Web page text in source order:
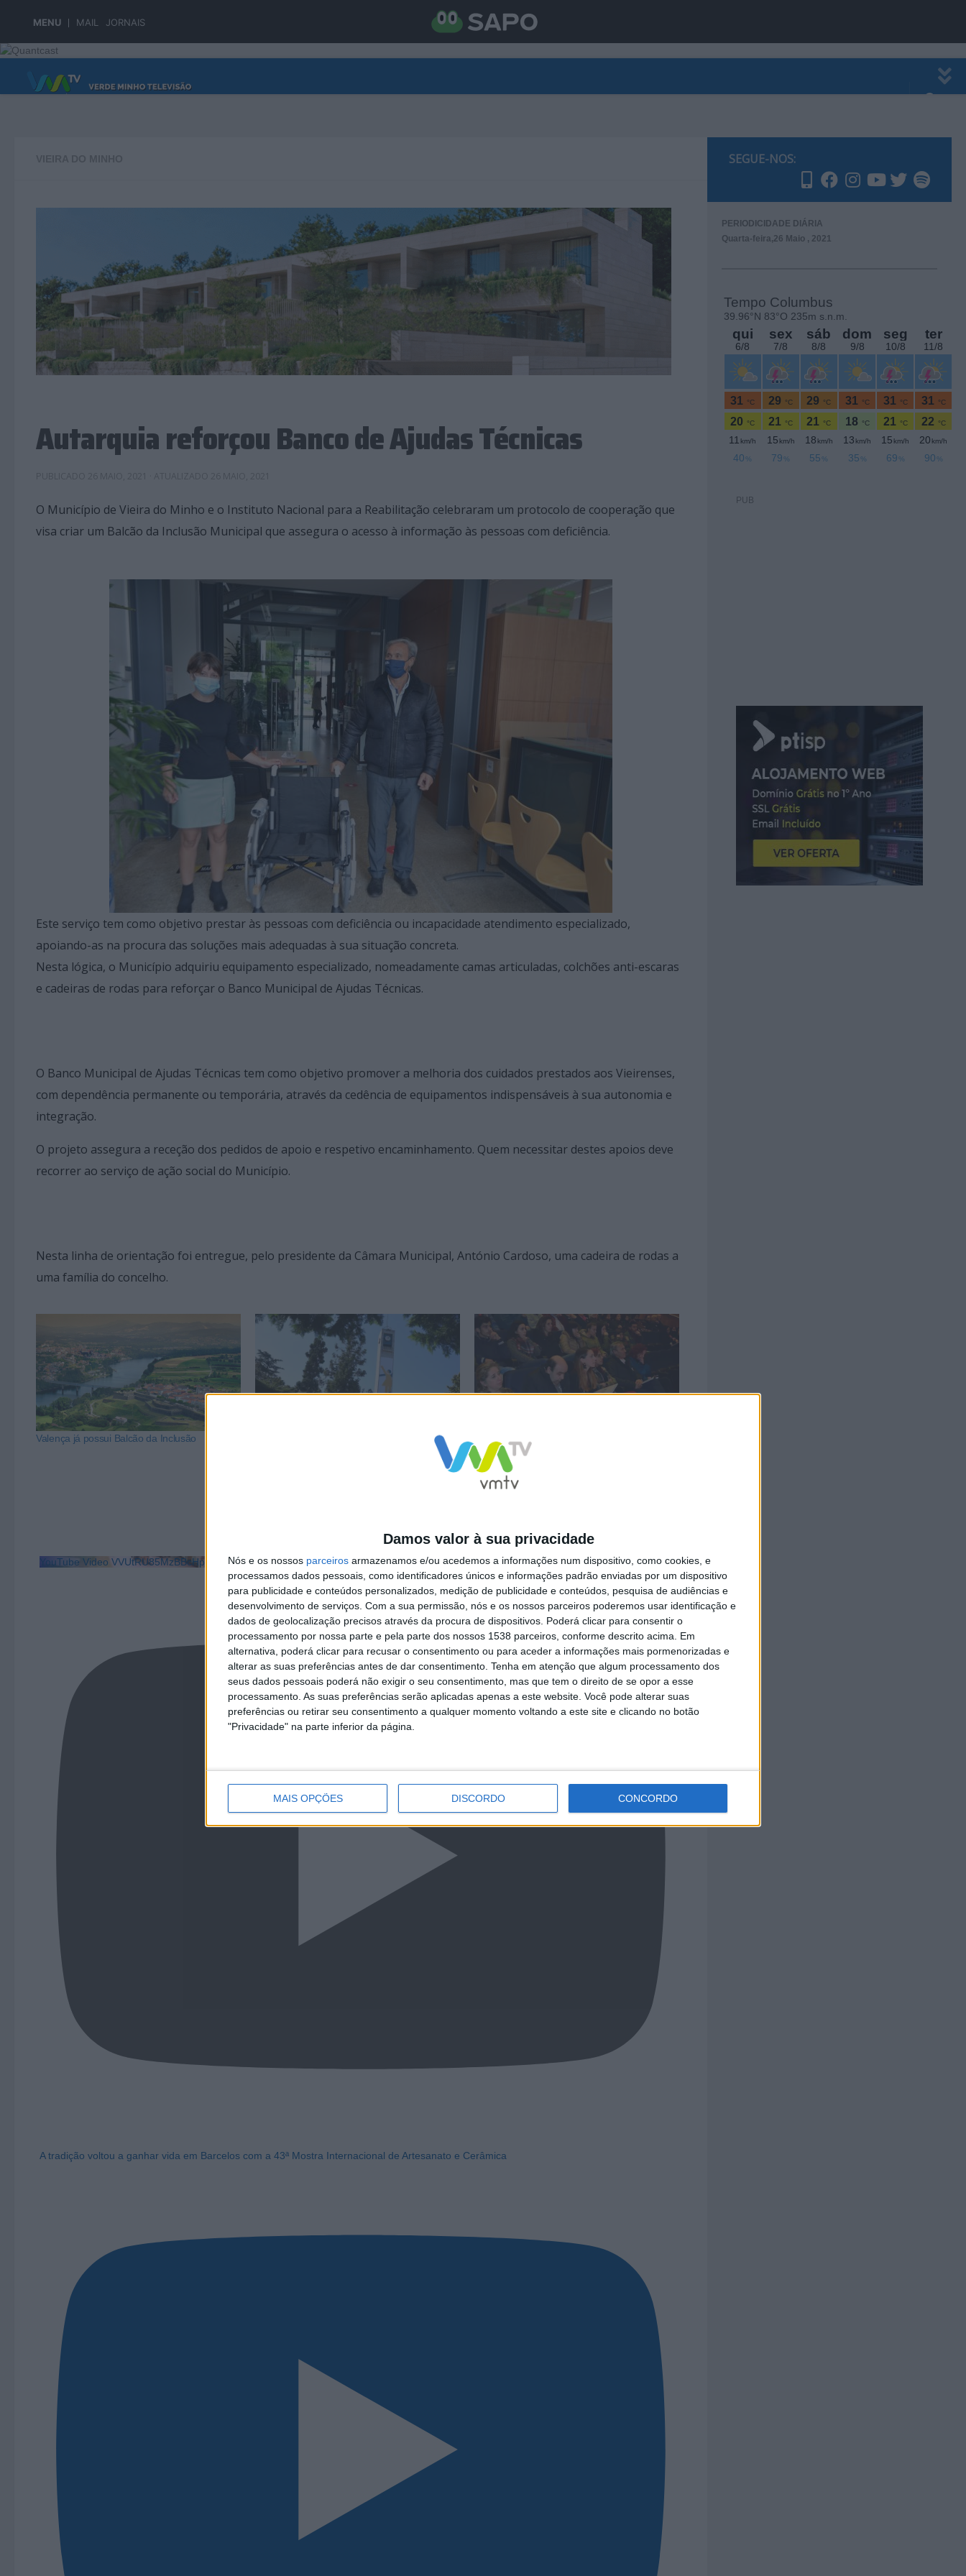
Damos valor à sua privacidade
Nós e os nossos parceiros armazenamos e/ou acedemos a informações num dispositivo, como cookies, e
processamos dados pessoais, como identificadores únicos e informações padrão enviadas por um dispositivo
para publicidade e conteúdos personalizados, medição de publicidade e conteúdos, pesquisa de audiências e
desenvolvimento de serviços. Com a sua permissão, nós e os nossos parceiros poderemos usar identificação e
dados de geolocalização precisos através da procura de dispositivos. Poderá clicar para consentir o
processamento por nossa parte e pela parte dos nossos 1538 parceiros, conforme descrito acima. Em
alternativa, poderá clicar para recusar o consentimento ou para aceder a informações mais pormenorizadas e
alterar as suas preferências antes de dar consentimento. Tenha em atenção que algum processamento dos
seus dados pessoais poderá não exigir o seu consentimento, mas que tem o direito de se opor a esse
processamento. As suas preferências serão aplicadas apenas a este website. Você pode alterar suas
preferências ou retirar seu consentimento a qualquer momento voltando a este site e clicando no botão
"Privacidade" na parte inferior da página.
MAIS OPÇÕES DISCORDO CONCORDO
MENU MAIL JORNAIS
Skip to content
Autarquia reforçou Banco de Ajudas Técnicas
O Município de Vieira do Minho e o Instituto Nacional para a Reabilitação celebraram um protocolo de cooperação que
visa criar um Balcão da Inclusão Municipal que assegura o acesso à informação às pessoas com deficiência.
Este serviço tem como objetivo prestar às pessoas com deficiência ou incapacidade atendimento especializado,
apoiando-as na procura das soluções mais adequadas à sua situação concreta.
Nesta lógica, o Município adquiriu equipamento especializado, nomeadamente camas articuladas, colchões anti-escaras
e cadeiras de rodas para reforçar o Banco Municipal de Ajudas Técnicas.
O Banco Municipal de Ajudas Técnicas tem como objetivo promover a melhoria dos cuidados prestados aos Vieirenses,
com dependência permanente ou temporária, através da cedência de equipamentos indispensáveis à sua autonomia e
integração.
O projeto assegura a receção dos pedidos de apoio e respetivo encaminhamento. Quem necessitar destes apoios deve
recorrer ao serviço de ação social do Município.
Nesta linha de orientação foi entregue, pelo presidente da Câmara Municipal, António Cardoso, uma cadeira de rodas a
uma família do concelho.
Valença já possui Balcão da Inclusão
Deficiência
YouTube Video VVUtRU85MzBBcHpOcU5BUnpKX0wyV1ZBLmNCa2l2ckl3RkxJ
A tradição voltou a ganhar vida em Barcelos com a 43ª Mostra Internacional de Artesanato e Cerâmica
SEGUE-NOS:
PERIODICIDADE DIÁRIA
Quarta-feira,26 Maio , 2021
PUB